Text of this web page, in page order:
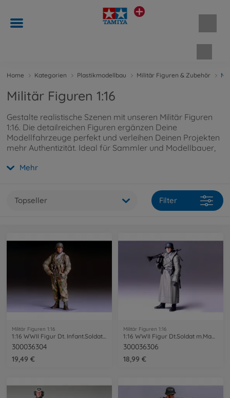
Home Kategorien Plastikmodellbau Militär Figuren & Zubehör
Militär Figuren 1:16
Gestalte realistische Szenen mit unseren Militär Figuren
1:16. Die detailreichen Figuren ergänzen Deine
Modellfahrzeuge perfekt und verleihen Deinen Projekten
mehr Authentizität. Ideal für Sammler und Modellbauer,
Mehr
Topseller Filter
Militär Figuren 1:16
1:16 WWII Figur Dt. Infant.Soldat Winter
300036304
19,49 €
Militär Figuren 1:16
1:16 WWII Figur Dt.Soldat m.Mantel u.MG
300036306
18,99 €